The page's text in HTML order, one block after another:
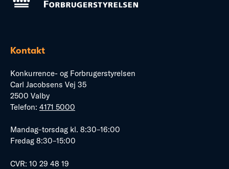
Kontakt
Konkurrence- og Forbrugerstyrelsen
Carl Jacobsens Vej 35
2500 Valby
Telefon: 4171 5000
Mandag–torsdag kl. 8:30–16:00
Fredag 8:30–15:00
CVR: 10 29 48 19